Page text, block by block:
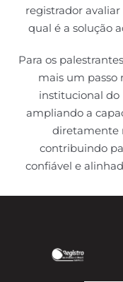
registrador
qual é a solução
Para os
mais um passo
institucional do
ampliando a
diretamente
contribuindo
confiável e